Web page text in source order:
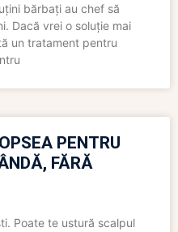
bărbați au chef să
Dacă vrei o soluție mai
un tratament pentru
PENTRU
FĂRĂ
Poate te ustură scalpul